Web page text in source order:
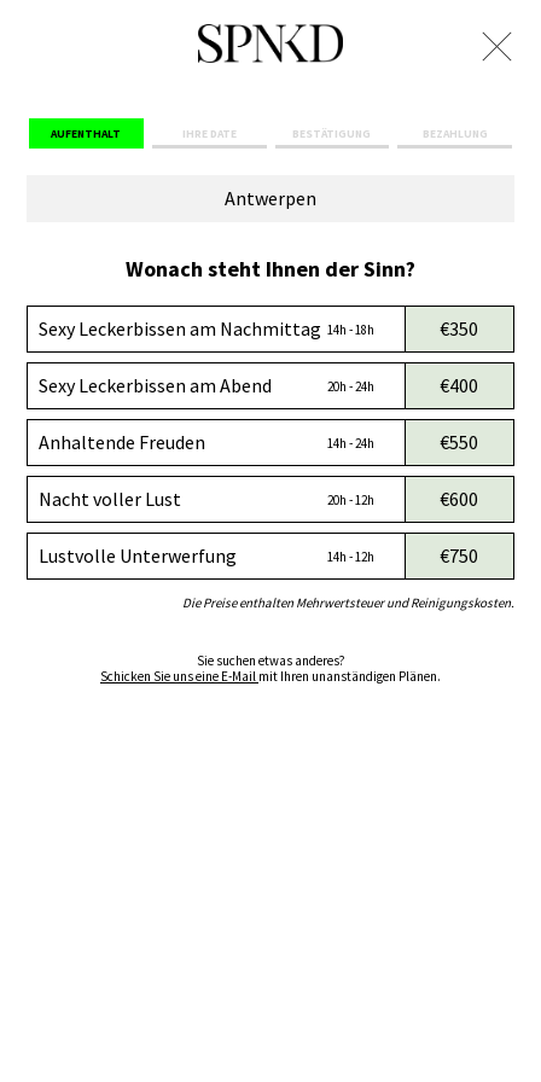
AUFENTHALT IHRE DATE BESTÄTIGUNG BEZAHLUNG
Antwerpen
Wonach steht Ihnen der Sinn?
Sexy Leckerbissen am Nachmittag 14h - 18h €350
Sexy Leckerbissen am Abend 20h - 24h €400
Anhaltende Freuden 14h - 24h €550
Nacht voller Lust 20h - 12h €600
Lustvolle Unterwerfung 14h - 12h €750
Die Preise enthalten Mehrwertsteuer und Reinigungskosten.
Sie suchen etwas anderes?
Schicken Sie uns eine E-Mail mit Ihren unanständigen Plänen.